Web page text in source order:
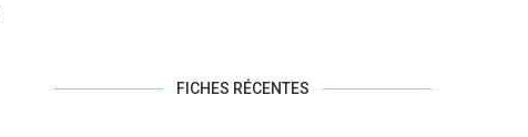
FICHES RÉCENTES